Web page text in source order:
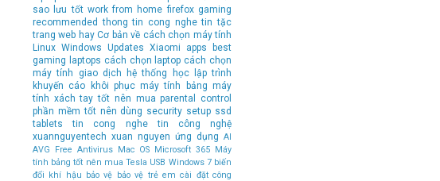
sao lưu tốt work from home firefox gaming
recommended thong tin cong nghe tin tặc
trang web hay Cơ bản về cách chọn máy tính
Linux Windows Updates Xiaomi apps
best
gaming laptops cách chọn laptop cách chọn
máy tính
giao dịch hệ thống
học lập trình
khuyến cáo
khôi phục máy tính bảng máy
tính xách tay tốt nên mua parental control
phần mềm tốt nên dùng security setup ssd
tablets
tin cong nghe
tin công nghệ
xuannguyentech xuan nguyen ứng dụng AI
AVG Free Antivirus Mac OS Microsoft 365 Máy
tính bảng tốt nên mua Tesla USB Windows 7 biến
đổi khí hậu bảo vệ bảo vệ trẻ em cài đặt công